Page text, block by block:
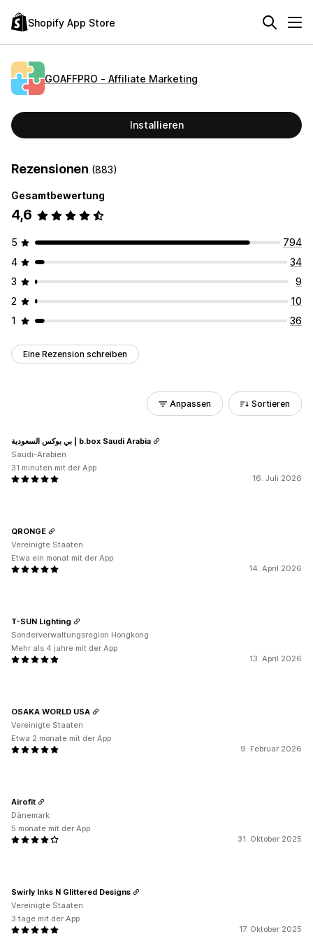
Shopify App Store
GOAFFPRO ‑ Affiliate Marketing
Installieren
Rezensionen (883)
Gesamtbewertung
4,6
5
794
4
34
3
9
2
10
1
36
Eine Rezension schreiben
Anpassen Sortieren
16. Juli 2026
بي بوكس السعودية | b.box Saudi Arabia
Saudi-Arabien
31 minuten mit der App
14. April 2026
QRONGE
Vereinigte Staaten
Etwa ein monat mit der App
13. April 2026
T-SUN Lighting
Sonderverwaltungsregion Hongkong
Mehr als 4 jahre mit der App
9. Februar 2026
OSAKA WORLD USA
Vereinigte Staaten
Etwa 2 monate mit der App
31. Oktober 2025
Airofit
Dänemark
5 monate mit der App
17. Oktober 2025
Swirly Inks N Glittered Designs
Vereinigte Staaten
3 tage mit der App